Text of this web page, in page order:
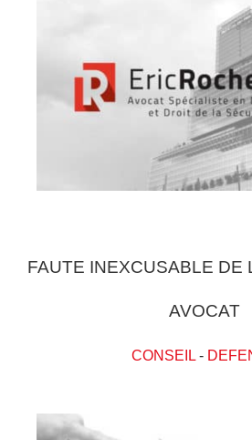
FAUTE INEXCUSABLE DE
AVOCAT
CONSEIL-